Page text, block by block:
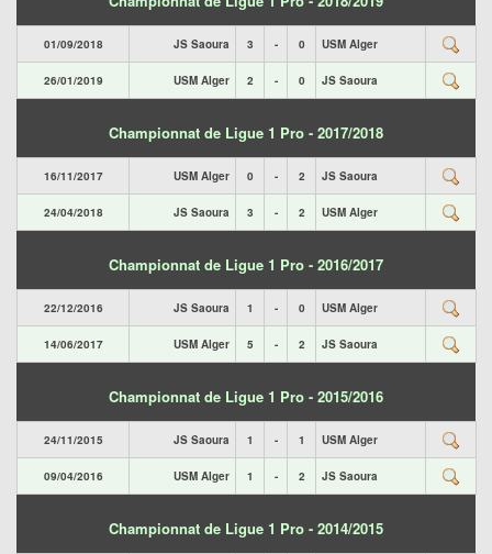
01/09/2018 JS Saoura 3 - 0 USM Alger
26/01/2019 USM Alger 2 - 0 JS Saoura
Championnat de Ligue 1 Pro - 2017/2018
16/11/2017 USM Alger 0 - 2 JS Saoura
24/04/2018 JS Saoura 3 - 2 USM Alger
Championnat de Ligue 1 Pro - 2016/2017
22/12/2016 JS Saoura 1 - 0 USM Alger
14/06/2017 USM Alger 5 - 2 JS Saoura
Championnat de Ligue 1 Pro - 2015/2016
24/11/2015 JS Saoura 1 - 1 USM Alger
09/04/2016 USM Alger 1 - 2 JS Saoura
Championnat de Ligue 1 Pro - 2014/2015